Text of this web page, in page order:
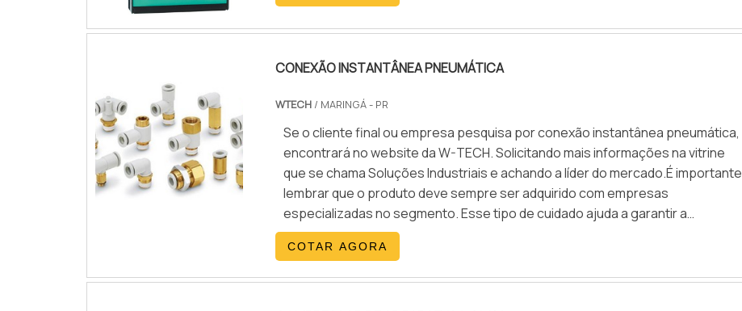
CONEXÃO INSTANTÂNEA PNEUMÁTICA
WTECH/ MARINGÁ - PR
Se o cliente final ou empresa pesquisa por conexão instantânea pneumática,
encontrará no website da W-TECH. Solicitando mais informações na vitrine
que se chama Soluções Industriais e achando a líder do mercado.É importante
lembrar que o produto deve sempre ser adquirido com empresas
especializadas no segmento. Esse tipo de cuidado ajuda a garantir a
qualidade e durabilidade dos materiais, além de evitar prejuízos com
substituições frequentes de peças defeituosas. Assim, é possível poupar
gastos desnecessários.DIFERENCIAIS dE CONEXÃO INSTANT NEA
COTAR AGORA